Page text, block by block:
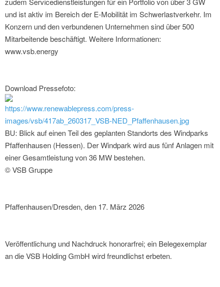
und ist aktiv im Bereich der E-Mobilität im Schwerlastverkehr. Im
Konzern und den verbundenen Unternehmen sind über 500
Mitarbeitende beschäftigt. Weitere Informationen:
www.vsb.energy
Download Pressefoto:
https://www.renewablepress.com/press-
images/vsb/417ab_260317_VSB-NED_Pfaffenhausen.jpg
BU: Blick auf einen Teil des geplanten Standorts des Windparks
Pfaffenhausen (Hessen). Der Windpark wird aus fünf Anlagen mit
einer Gesamtleistung von 36 MW bestehen.
© VSB Gruppe
Pfaffenhausen/Dresden, den 17. März 2026
Veröffentlichung und Nachdruck honorarfrei; ein Belegexemplar
an die VSB Holding GmbH wird freundlichst erbeten.